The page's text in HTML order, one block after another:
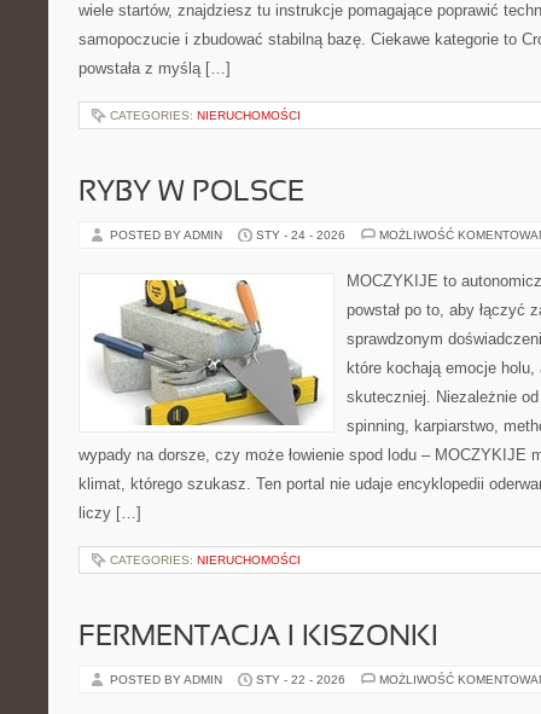
wiele startów, znajdziesz tu instrukcje pomagające poprawić
samopoczucie i zbudować stabilną bazę. Ciekawe kategorie to
powstała z myślą […]
CATEGORIES: NIERUCHOMOŚCI
RYBY W POLSCE
POSTED BY ADMIN STY - 24 - 2026 MOŻLIWOŚĆ
MOCZYKIJE to
powstał po to, aby łączyć
sprawdzonym
które kochają emocje
skuteczniej. Niezależnie
spinning, karpiarstwo,
wypady na dorsze, czy może łowienie spod lodu – MOCZYKIJE
klimat, którego szukasz. Ten portal nie udaje encyklopedii
liczy […]
CATEGORIES: NIERUCHOMOŚCI
FERMENTACJA I KISZONKI
POSTED BY ADMIN STY - 22 - 2026 MOŻLIWOŚĆ